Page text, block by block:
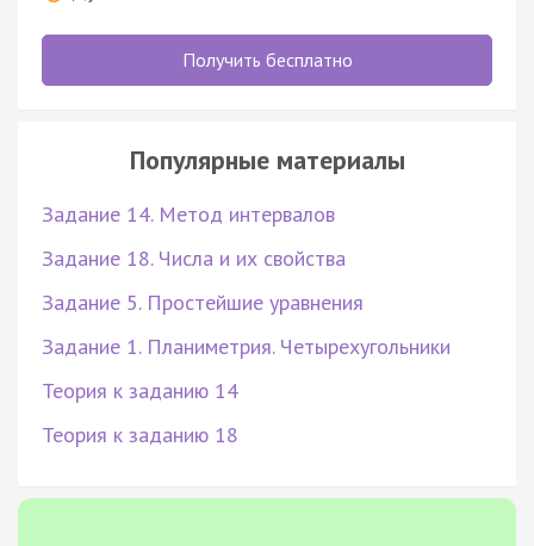
Получить бесплатно
Популярные материалы
Задание 14. Метод интервалов
Задание 18. Числа и их свойства
Задание 5. Простейшие уравнения
Задание 1. Планиметрия. Четырехугольники
Теория к заданию 14
Теория к заданию 18